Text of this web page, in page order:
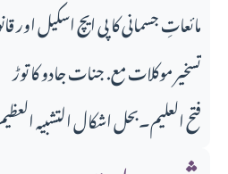
مائعاتِ جسمانی کا پی ایچ اسکیل اور
تسخیر موکلات مع. جنات جادو کا توڑ
فتح العلیم۔بحل اشکال التشبیہ